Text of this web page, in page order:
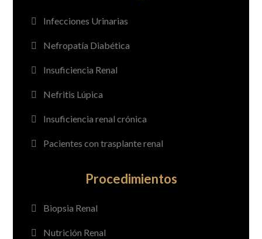
Infecciones Urinarias
Nefropatía Diabética
Insuficiencia Renal
Nefritis Lúpica
Insuficiencia renal crónica
Pacientes con trasplante renal
Procedimientos
Biopsia Renal
Nutrición Renal